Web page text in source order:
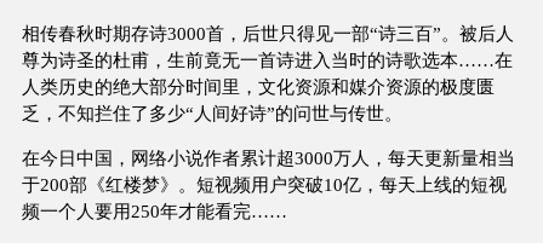
相传春秋时期存诗3000首，后世只得见一部“诗三百”。被后人
尊为诗圣的杜甫，生前竟无一首诗进入当时的诗歌选本……在
人类历史的绝大部分时间里，文化资源和媒介资源的极度匮
乏，不知拦住了多少“人间好诗”的问世与传世。
在今日中国，网络小说作者累计超3000万人，每天更新量相当
于200部《红楼梦》。短视频用户突破10亿，每天上线的短视
频一个人要用250年才能看完……